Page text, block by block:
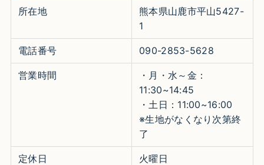
所在地
熊本県山鹿市平山5427-
1
電話番号 090-2853-5628
営業時間
・月・水～金：
11:30~14:45
・土日：11:00~16:00
※生地がなくなり次第終
了
定休日 火曜日